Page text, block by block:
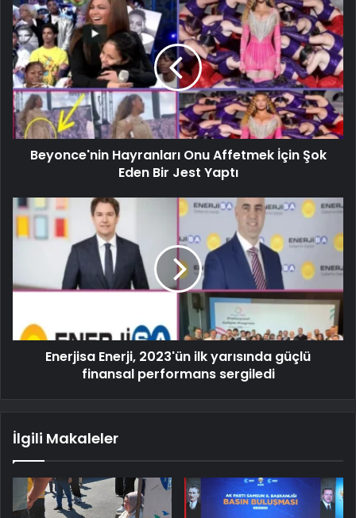
Beyonce'nin Hayranları Onu Affetmek İçin Şok
Eden Bir Jest Yaptı
Enerjisa Enerji, 2023'ün ilk yarısında güçlü
finansal performans sergiledi
İlgili Makaleler